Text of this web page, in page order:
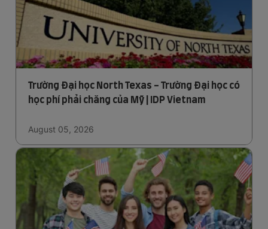
Trường Đại học North Texas - Trường Đại học có
học phí phải chăng của Mỹ | IDP Vietnam
August 05, 2026